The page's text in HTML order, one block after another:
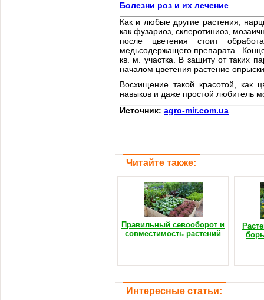
Болезни роз и их лечение
Как и любые другие растения,
как фузариоз, склеротиниоз,
после цветения стоит
медьсодержащего препарата.
кв. м. участка. В защиту от таких
началом цветения растение
Восхищение такой красотой, как
навыков и даже простой любитель
Источник: agro-mir.com.ua
Читайте также:
Правильный севооборот и
совместимость растений
Интересные статьи: